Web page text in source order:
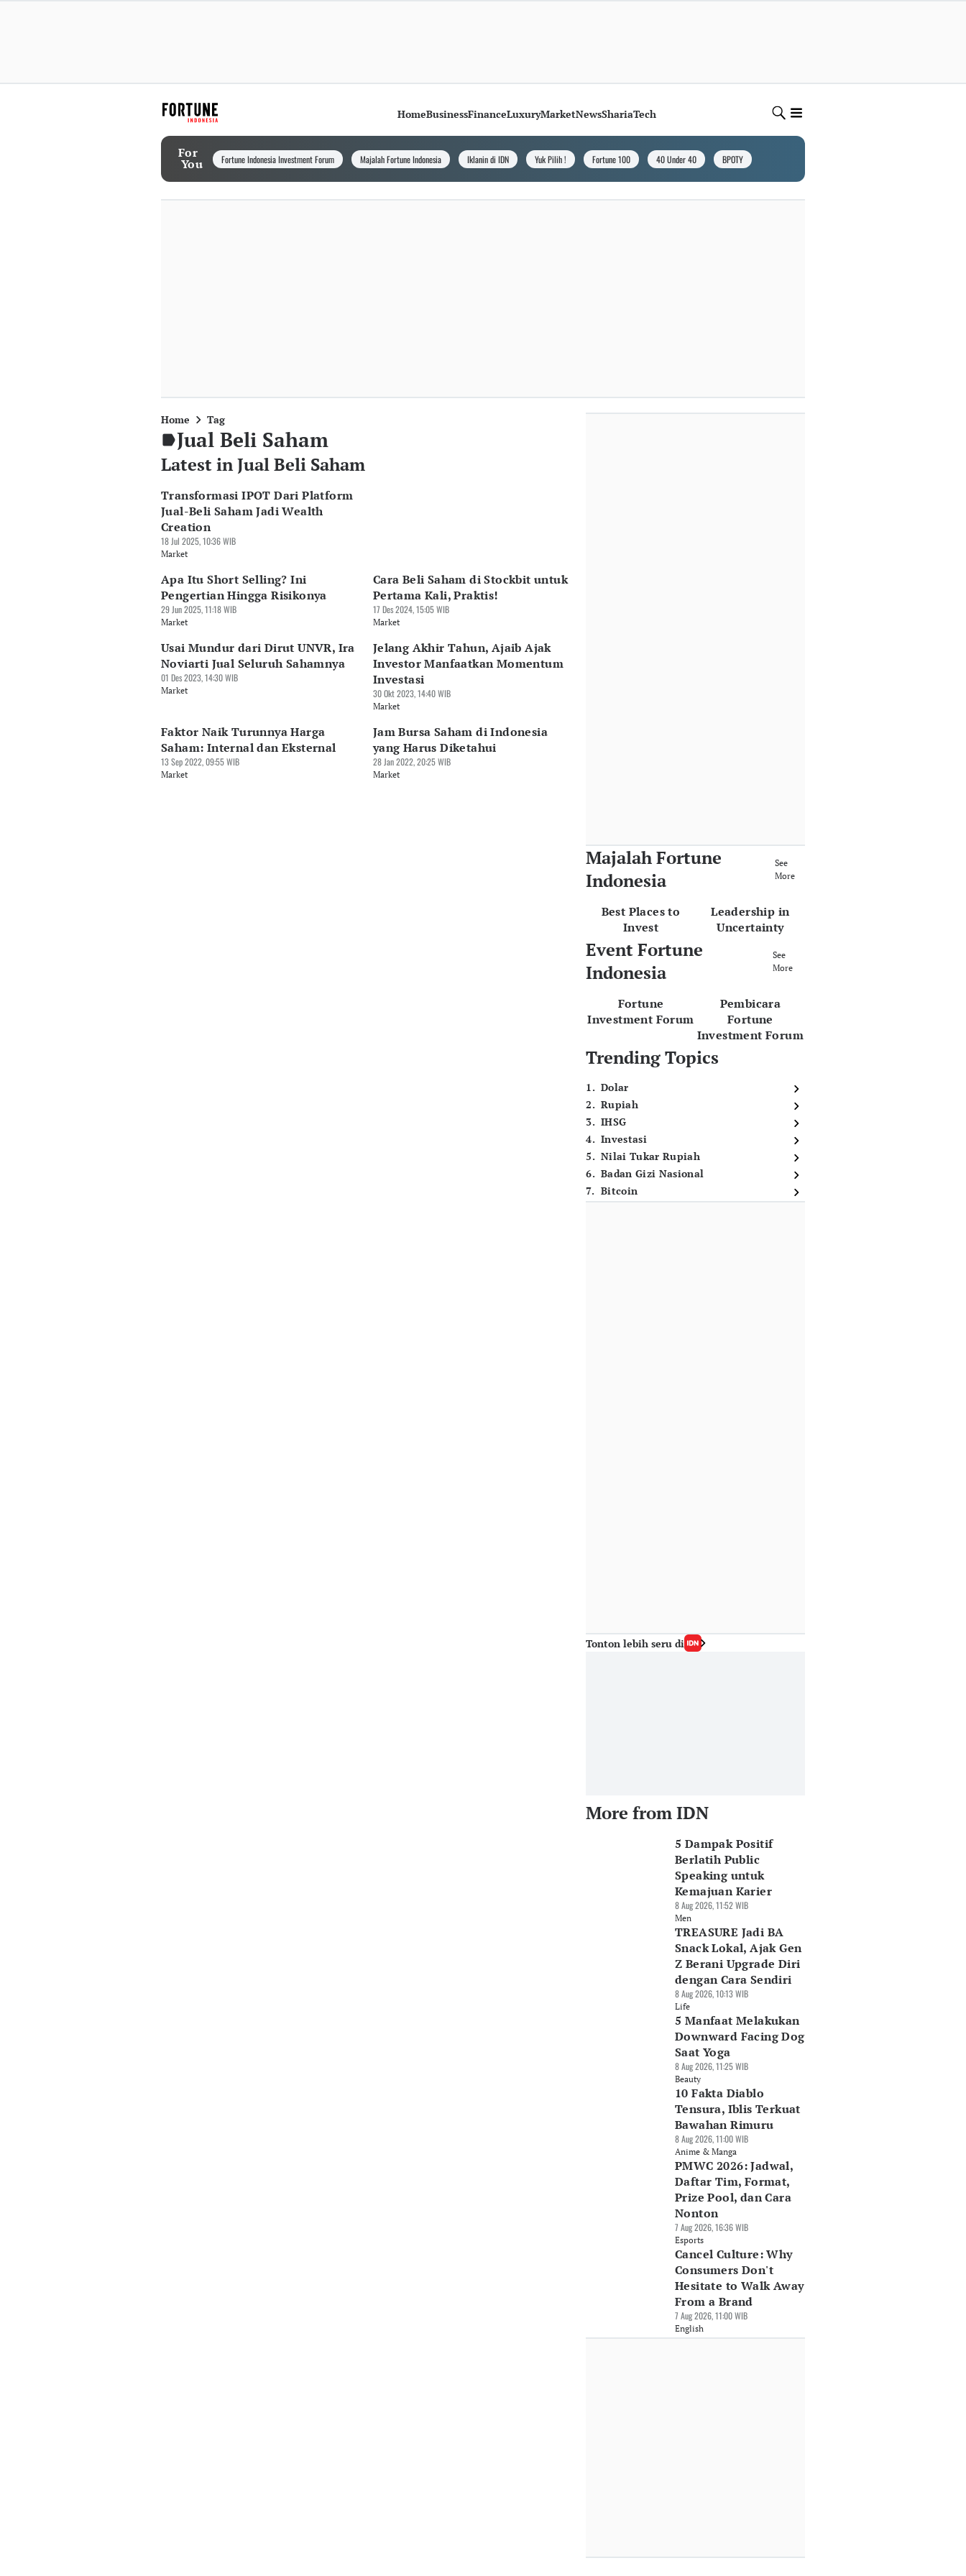
HomeBusinessFinanceLuxuryMarketNewsShariaTech
For
You Fortune Indonesia Investment Forum Majalah Fortune Indonesia Iklanin di IDN Yuk Pilih ! Fortune 100 40 Under 40 BPOTY
Home Tag
Jual Beli Saham
Latest in Jual Beli Saham
Transformasi IPOT Dari Platform
Jual-Beli Saham Jadi Wealth
Creation
18 Jul 2025, 10:36 WIB
Market
Apa Itu Short Selling? Ini
Pengertian Hingga Risikonya
29 Jun 2025, 11:18 WIB
Market
Cara Beli Saham di Stockbit untuk
Pertama Kali, Praktis!
17 Des 2024, 15:05 WIB
Market
Usai Mundur dari Dirut UNVR, Ira
Noviarti Jual Seluruh Sahamnya
01 Des 2023, 14:30 WIB
Market
Jelang Akhir Tahun, Ajaib Ajak
Investor Manfaatkan Momentum
Investasi
30 Okt 2023, 14:40 WIB
Market
Faktor Naik Turunnya Harga
Saham: Internal dan Eksternal
13 Sep 2022, 09:55 WIB
Market
Jam Bursa Saham di Indonesia
yang Harus Diketahui
28 Jan 2022, 20:25 WIB
Market
Majalah Fortune
Indonesia
See
More
Best Places to
Invest
Leadership in
Uncertainty
Event Fortune
Indonesia
See
More
Fortune
Investment Forum
Pembicara
Fortune
Investment Forum
Trending Topics
1. Dolar
2. Rupiah
3. IHSG
4. Investasi
5. Nilai Tukar Rupiah
6. Badan Gizi Nasional
7. Bitcoin
Tonton lebih seru di
More from IDN
5 Dampak Positif
Berlatih Public
Speaking untuk
Kemajuan Karier
8 Aug 2026, 11:52 WIB
Men
TREASURE Jadi BA
Snack Lokal, Ajak Gen
Z Berani Upgrade Diri
dengan Cara Sendiri
8 Aug 2026, 10:13 WIB
Life
5 Manfaat Melakukan
Downward Facing Dog
Saat Yoga
8 Aug 2026, 11:25 WIB
Beauty
10 Fakta Diablo
Tensura, Iblis Terkuat
Bawahan Rimuru
8 Aug 2026, 11:00 WIB
Anime & Manga
PMWC 2026: Jadwal,
Daftar Tim, Format,
Prize Pool, dan Cara
Nonton
7 Aug 2026, 16:36 WIB
Esports
Cancel Culture: Why
Consumers Don't
Hesitate to Walk Away
From a Brand
7 Aug 2026, 11:00 WIB
English